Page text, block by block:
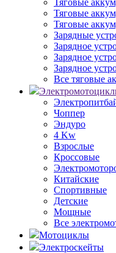
Тяговые
Тяговые
Тяговые
Зарядные
Зарядное
Зарядное
Зарядное
Все тяговые
Чоппер
Эндуро
4 Kw
Взрослые
Кроссовые
Китайские
Спортивные
Детские
Мощные
Все
Мотоциклы
Электроскейты